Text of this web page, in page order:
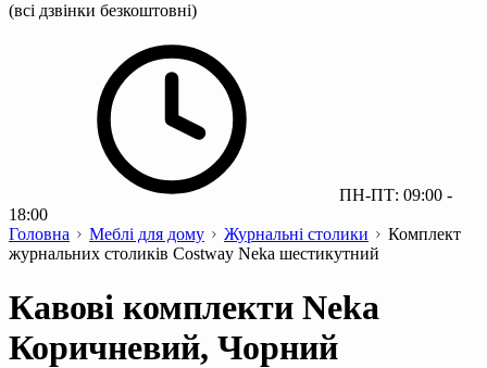
(всі дзвінки безкоштовні)
ПН-ПТ: 09:00 -
18:00
Головна
Меблі для дому Журнальні столики
Комплект
журнальних столиків Costway Neka шестикутний
Кавові комплекти Neka
Коричневий, Чорний